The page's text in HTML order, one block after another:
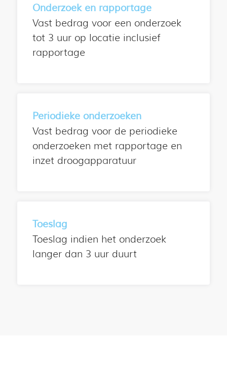
Onderzoek en rapportage
Vast bedrag voor een onderzoek
tot 3 uur op locatie inclusief
rapportage
Periodieke onderzoeken
Vast bedrag voor de periodieke
onderzoeken met rapportage en
inzet droogapparatuur
Toeslag
Toeslag indien het onderzoek
langer dan 3 uur duurt